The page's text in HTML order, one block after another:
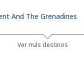
And The Grenadines
36 min
Ver más destinos